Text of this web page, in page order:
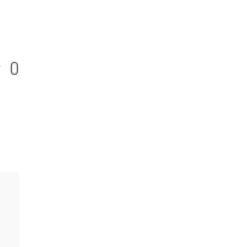
0